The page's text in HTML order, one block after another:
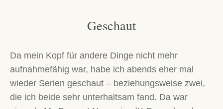
Geschaut
Da mein Kopf für andere Dinge nicht mehr
aufnahmefähig war, habe ich abends eher mal
wieder Serien geschaut – beziehungsweise zwei,
die ich beide sehr unterhaltsam fand. Da war